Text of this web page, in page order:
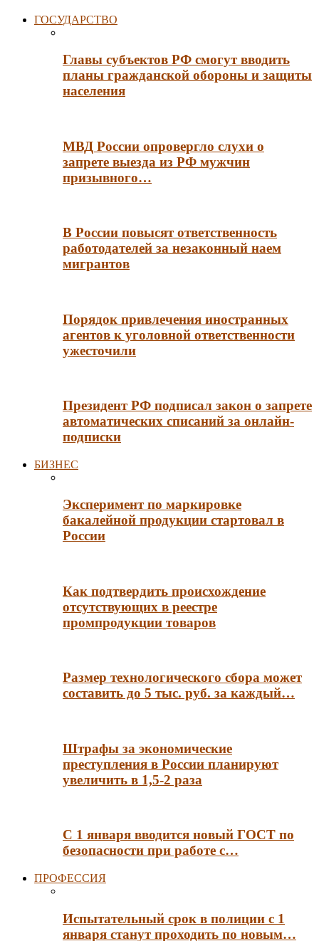
ГОСУДАРСТВО
Главы субъектов РФ смогут вводить
планы гражданской обороны и защиты
населения
МВД России опровергло слухи о
запрете выезда из РФ мужчин
призывного…
В России повысят ответственность
работодателей за незаконный наем
мигрантов
Порядок привлечения иностранных
агентов к уголовной ответственности
ужесточили
Президент РФ подписал закон о запрете
автоматических списаний за онлайн-
подписки
БИЗНЕС
Эксперимент по маркировке
бакалейной продукции стартовал в
России
Как подтвердить происхождение
отсутствующих в реестре
промпродукции товаров
Размер технологического сбора может
составить до 5 тыс. руб. за каждый…
Штрафы за экономические
преступления в России планируют
увеличить в 1,5-2 раза
С 1 января вводится новый ГОСТ по
безопасности при работе с…
ПРОФЕССИЯ
Испытательный срок в полиции с 1
января станут проходить по новым…